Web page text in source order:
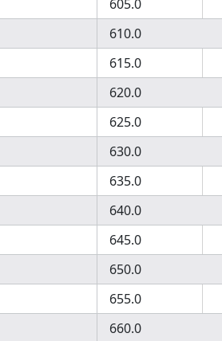
605.0
610.0
615.0
620.0
625.0
630.0
635.0
640.0
645.0
650.0
655.0
660.0